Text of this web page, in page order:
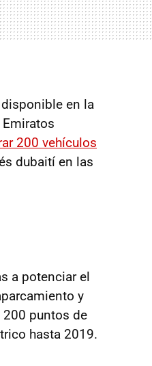
en la
200 vehículos
dubaití en las
a potenciar el
y
200 puntos de
hasta 2019.